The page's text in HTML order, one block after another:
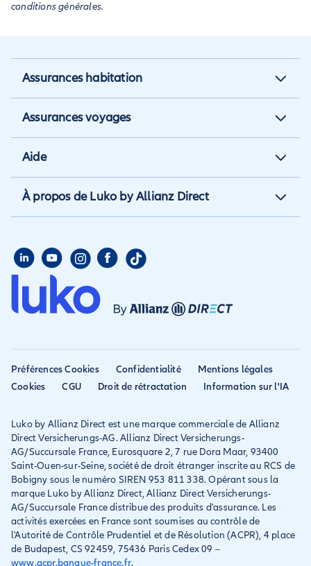
conditions générales.
Assurances habitation
Assurance habitation
Assurance locataire
Assurance propriétaire non
occupant
Assurance colocataire
Assurances voyages
Assurance vacances
Assurance annulation
Assurance annuelle
Assurance étudiant
Assurance PVT
Assurance rapatriement
Aide
Aide et contact
Aide habitation
Mon compte
Déclarer un sinistre
habitation
Résilier ancien assureur
À propos de Luko by Allianz Direct
Presse
Avis
Allianz travel devient
Eurofil rejoint Allianz
Conditions générales et
IPID
Préférences Cookies Confidentialité
Mentions légales
Cookies
CGU Droit de rétractation Information sur l'IA
Luko by Allianz Direct est une marque commerciale de Allianz
Direct Versicherungs-AG. Allianz Direct Versicherungs-
AG/Succursale France, Eurosquare 2, 7 rue Dora Maar, 93400
Saint-Ouen-sur-Seine, société de droit étranger inscrite au RCS de
Bobigny sous le numéro SIREN 953 811 338. Opérant sous la
marque Luko by Allianz Direct, Allianz Direct Versicherungs-
AG/Succursale France distribue des produits d'assurance. Les
activités exercées en France sont soumises au contrôle de
l'Autorité de Contrôle Prudentiel et de Résolution (ACPR), 4 place
de Budapest, CS 92459, 75436 Paris Cedex 09 –
www.acpr.banque-france.fr.